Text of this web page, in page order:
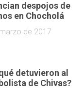
despojos de
en Chocholá
de 2017
detuvieron al
de Chivas?